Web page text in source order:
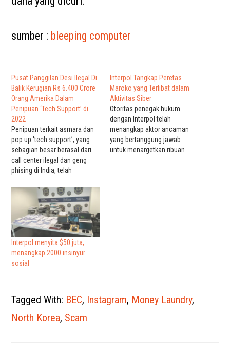
sumber : bleeping computer
Pusat Panggilan Desi Ilegal Di
Balik Kerugian Rs 6.400 Crore
Orang Amerika Dalam
Penipuan ‘Tech Support’ di
2022
Penipuan terkait asmara dan
pop up 'tech support’, yang
sebagian besar berasal dari
call center ilegal dan geng
phising di India, telah
dari $3 miliar (Rs 25.000
crore) bagi warga lansia AS
yang mudah tertipu dalam dua
tahun terakhir sendiri, menurut
data FBI. Tren ini bertahan,
dengan…
Interpol Tangkap Peretas
Maroko yang Terlibat dalam
Aktivitas Siber
Otoritas penegak hukum
dengan Interpol telah
menangkap aktor ancaman
yang bertanggung jawab
untuk menargetkan ribuan
Interpol menyita $50 juta,
menangkap 2000 insinyur
sosial
Tagged With: BEC, Instagram, Money Laundry,
North Korea, Scam